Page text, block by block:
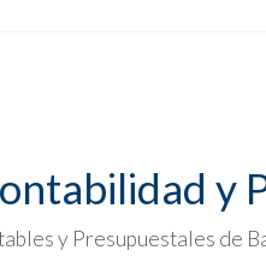
y
y Presupuestales de